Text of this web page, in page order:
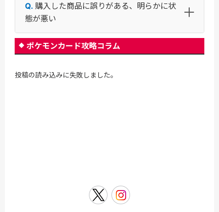
購入した商品に誤りがある、明らかに状
態が悪い
ポケモンカード攻略コラム
投稿の読み込みに失敗しました。